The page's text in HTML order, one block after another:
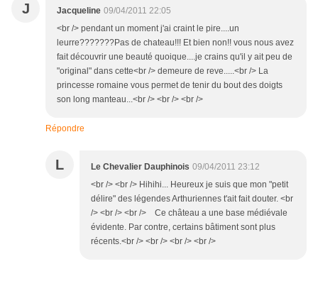
J Jacqueline 09/04/2011 22:05
<br /> pendant un moment j'ai craint le pire....un
leurre???????Pas de chateau!!! Et bien non!! vous nous avez
fait découvrir une beauté quoique....je crains qu'il y ait peu de
"original" dans cette<br /> demeure de reve.....<br /> La
princesse romaine vous permet de tenir du bout des doigts
son long manteau...<br /> <br /> <br />
Répondre
L Le Chevalier Dauphinois 09/04/2011 23:12
<br /> <br /> Hihihi... Heureux je suis que mon "petit
délire" des légendes Arthuriennes t'ait fait douter. <br
/> <br /> <br /> Ce château a une base médiévale
évidente. Par contre, certains bâtiment sont plus
récents.<br /> <br /> <br /> <br />